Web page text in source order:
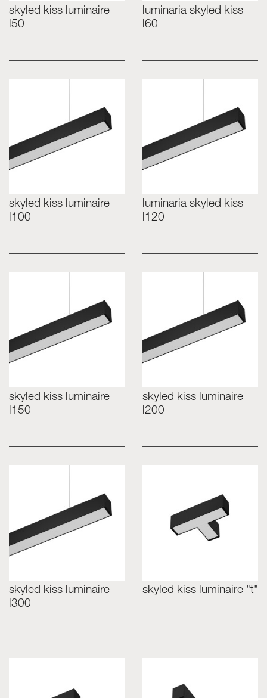
skyled kiss luminaire
l50
luminaria skyled kiss
l60
skyled kiss luminaire
l100
luminaria skyled kiss
l120
skyled kiss luminaire
l150
skyled kiss luminaire
l200
skyled kiss luminaire
l300
skyled kiss luminaire "t"